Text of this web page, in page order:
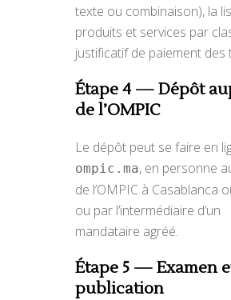
texte ou combinaison), la
produits et services par
justificatif de paiement des
Étape 4 — Dépôt
de l’OMPIC
Le dépôt peut se faire en
ompic.ma, en personne
de l’OMPIC à Casablanca
ou par l’intermédiaire d’un
mandataire agréé.
Étape 5 — Examen
publication